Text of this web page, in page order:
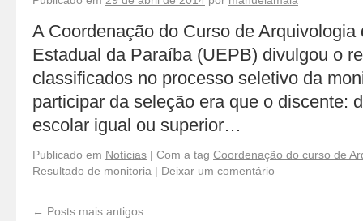
A Coordenação do Curso de Arquivologia
Estadual da Paraíba (UEPB) divulgou o
classificados no processo seletivo da
participar da seleção era que o discente:
escolar igual ou superior…
Publicado em Notícias | Com a tag Coordenação do curso de
Resultado de monitoria | Deixar um comentário
← Posts mais antigos